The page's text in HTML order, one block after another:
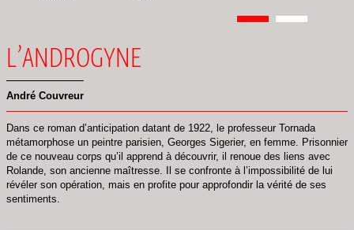
Pagination
Page
1 Page
2
L’ANDROGYNE
André Couvreur
Dans ce roman d’anticipation datant de 1922, le professeur Tornada
métamorphose un peintre parisien, Georges Sigerier, en femme. Prisonnier
de ce nouveau corps qu’il apprend à découvrir, il renoue des liens avec
Rolande, son ancienne maîtresse. Il se confronte à l’impossibilité de lui
révéler son opération, mais en profite pour approfondir la vérité de ses
sentiments.